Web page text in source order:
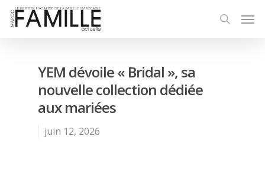
YEM dévoile « Bridal », sa
nouvelle collection dédiée
aux mariées
juin 12, 2026